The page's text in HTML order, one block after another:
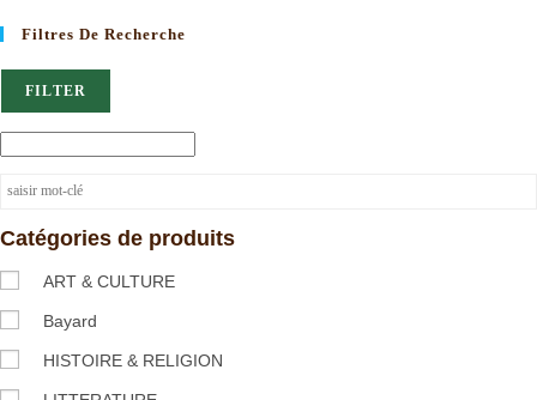
Filtres De Recherche
FILTER
Catégories de produits
ART & CULTURE
Bayard
HISTOIRE & RELIGION